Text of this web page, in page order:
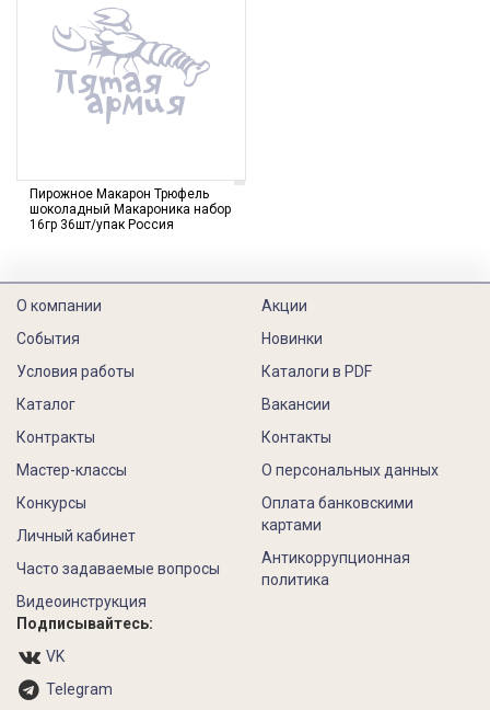
Пирожное Макарон Трюфель
шоколадный Макароника набор
16гр 36шт/упак Россия
О компании
События
Условия работы
Каталог
Контракты
Акции
Новинки
Каталоги в PDF
Вакансии
Контакты
Мастер-классы
Конкурсы
Личный кабинет
Часто задаваемые вопросы
Видеоинструкция
О персональных данных
Оплата банковскими
картами
Антикоррупционная
политика
Подписывайтесь:
VK
Telegram